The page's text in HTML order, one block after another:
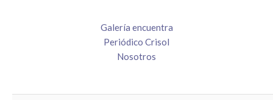
Galería encuentra
Periódico Crisol
Nosotros